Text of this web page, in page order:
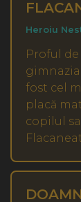
Heroiu
Proful
fost cel
placă
copilul